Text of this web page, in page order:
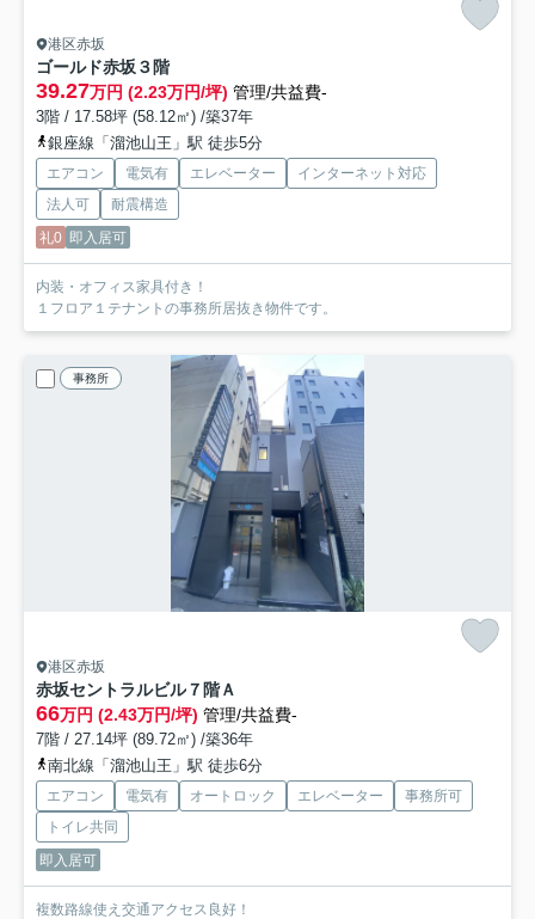
港区赤坂
ゴールド赤坂 ３階
39.27万円 (2.23万円/坪) 管理/共益費-
3階 / 17.58坪 (58.12㎡) /築37年
銀座線「溜池山王」駅 徒歩5分
エアコン 電気有 エレベーター
インターネット対応
法人可
耐震構造
礼0 即入居可
内装・オフィス家具付き！
１フロア１テナントの事務所居抜き物件です。
事務所
港区赤坂
赤坂セントラルビル７階Ａ
66万円 (2.43万円/坪) 管理/共益費-
7階 / 27.14坪 (89.72㎡) /築36年
南北線「溜池山王」駅 徒歩6分
エアコン 電気有 オートロック エレベーター
事務所可
トイレ共同
即入居可
複数路線使え交通アクセス良好！